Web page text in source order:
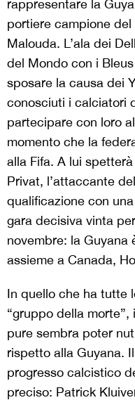
rappresentare la
portiere campione
Malouda. L’ala dei
del Mondo con i
sposare la causa dei
conosciuti i calciatori
partecipare con loro
momento che la
alla Fifa. A lui
Privat, l’attaccante
qualificazione con
gara decisiva vinta
novembre: la Guyana
assieme a Canada,
In quello che ha tutte
“gruppo della
pure sembra poter
rispetto alla Guyana.
progresso calcistico
preciso: Patrick